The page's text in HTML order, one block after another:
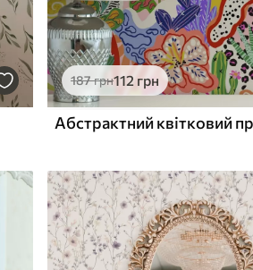
187грн112 грн